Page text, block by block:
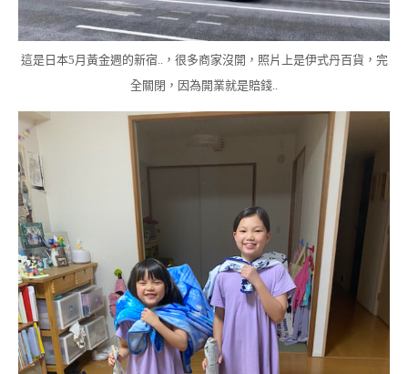
這是日本5月黃金週的新宿..，很多商家沒開，照片上是伊式丹百貨，完
全關閉，因為開業就是賠錢..